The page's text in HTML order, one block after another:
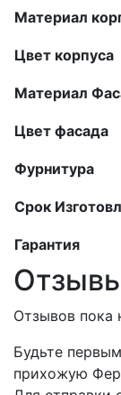
Материал
Цвет корпуса
Материал
Цвет фасада
Фурнитура
Срок
Гарантия
Отзывов пока
Будьте
прихожую